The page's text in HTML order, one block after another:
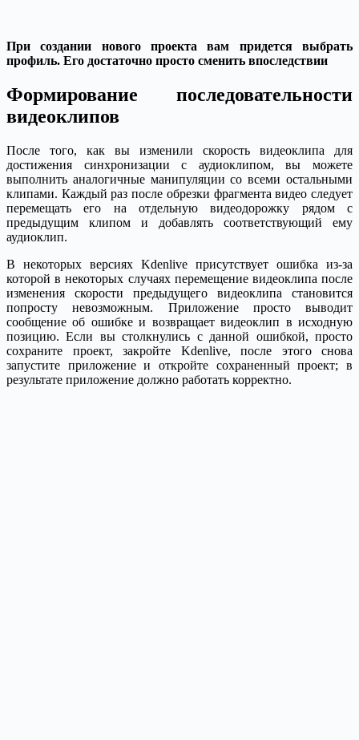
При создании нового проекта вам придется выбрать
профиль. Его достаточно просто сменить впоследствии
Формирование последовательности
видеоклипов
После того, как вы изменили скорость видеоклипа для
достижения синхронизации с аудиоклипом, вы можете
выполнить аналогичные манипуляции со всеми остальными
клипами. Каждый раз после обрезки фрагмента видео следует
перемещать его на отдельную видеодорожку рядом с
предыдущим клипом и добавлять соответствующий ему
аудиоклип.
В некоторых версиях Kdenlive присутствует ошибка из-за
которой в некоторых случаях перемещение видеоклипа после
изменения скорости предыдущего видеоклипа становится
попросту невозможным. Приложение просто выводит
сообщение об ошибке и возвращает видеоклип в исходную
позицию. Если вы столкнулись с данной ошибкой, просто
сохраните проект, закройте Kdenlive, после этого снова
запустите приложение и откройте сохраненный проект; в
результате приложение должно работать корректно.